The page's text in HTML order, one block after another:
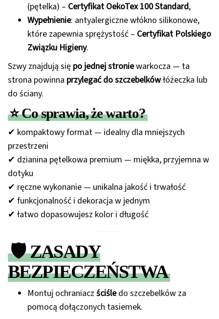
(pętelka) – Certyfikat OekoTex 100 Standard,
Wypełnienie: antyalergiczne włókno silikonowe,
które zapewnia sprężystość – Certyfikat Polskiego
Związku Higieny.
Szwy znajdują się po jednej stroniewarkocza — ta
strona powinna przylegać do szczebelkówłóżeczka lub
do ściany.
⭐ Co sprawia, że warto?
✔ kompaktowy format — idealny dla mniejszych
przestrzeni
✔ dzianina pętelkowa premium — miękka, przyjemna w
dotyku
✔ ręczne wykonanie — unikalna jakość i trwałość
✔ funkcjonalność i dekoracja w jednym
✔ łatwo dopasowujesz kolor i długość
🛡️ ZASADY
BEZPIECZEŃSTWA
Montuj ochraniacz ściśledo szczebelków za
pomocą dołączonych tasiemek.